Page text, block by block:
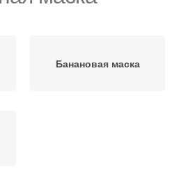
Банановая маска